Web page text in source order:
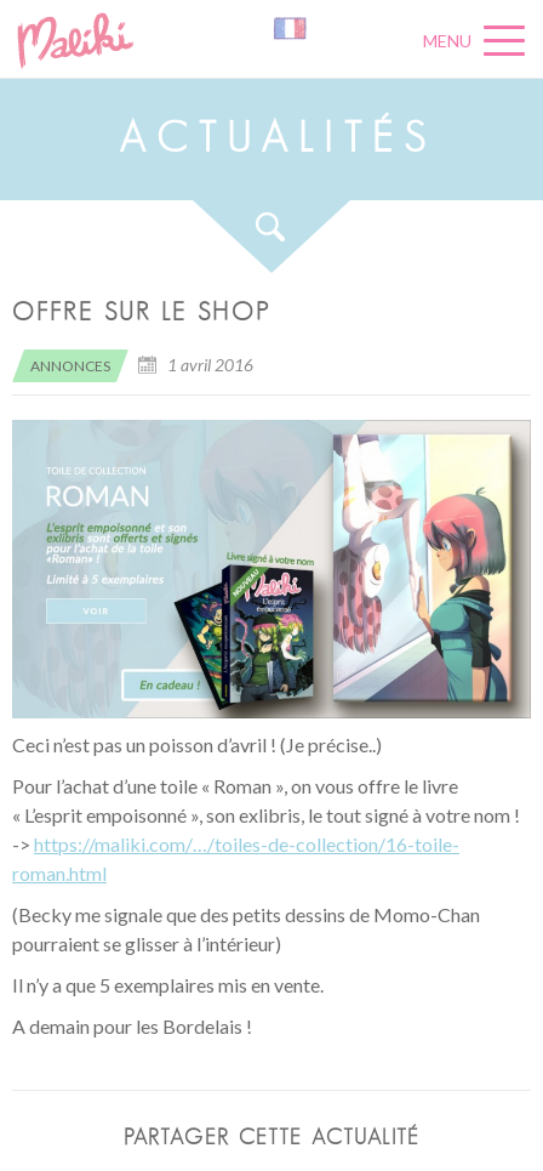
MENU
A C U A L É S
OFFRE SUR LE SHOP
ANNONCES 1 avril 2016
Ceci n’est pas un poisson d’avril ! (Je précise..)
Pour l’achat d’une toile « Roman », on vous offre le livre
« L’esprit empoisonné », son exlibris, le tout signé à votre nom !
-> https://maliki.com/…/toiles-de-collection/16-toile-
roman.html
(Becky me signale que des petits dessins de Momo-Chan
pourraient se glisser à l’intérieur)
Il n’y a que 5 exemplaires mis en vente.
A demain pour les Bordelais !
PARTAGER CETTE ACTUALITÉ